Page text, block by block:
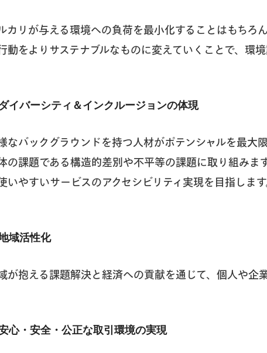
カリが与える環境への負荷を最小化することはもちろ
動をよりサステナブルなものに変えていくことで、環
イバーシティ＆インクルージョンの体現
なバックグラウンドを持つ人材がポテンシャルを最大
の課題である構造的差別や不平等の課題に取り組みま
いやすいサービスのアクセシビリティ実現を目指します
域活性化
が抱える課題解決と経済への貢献を通じて、個人や企
心・安全・公正な取引環境の実現